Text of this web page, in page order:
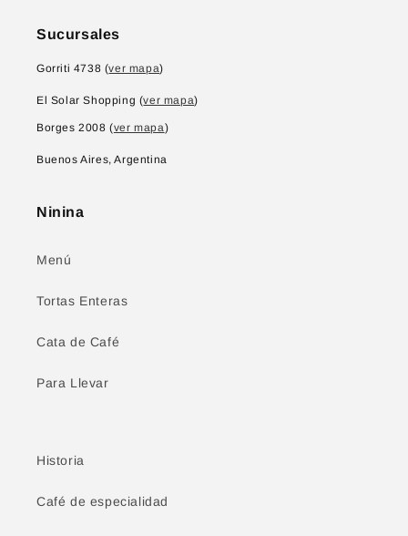
Sucursales
Gorriti 4738 (ver mapa)
El Solar Shopping (ver mapa)
Borges 2008 (ver mapa)
Buenos Aires, Argentina
Ninina
Menú
Tortas Enteras
Cata de Café
Para Llevar
Historia
Café de especialidad